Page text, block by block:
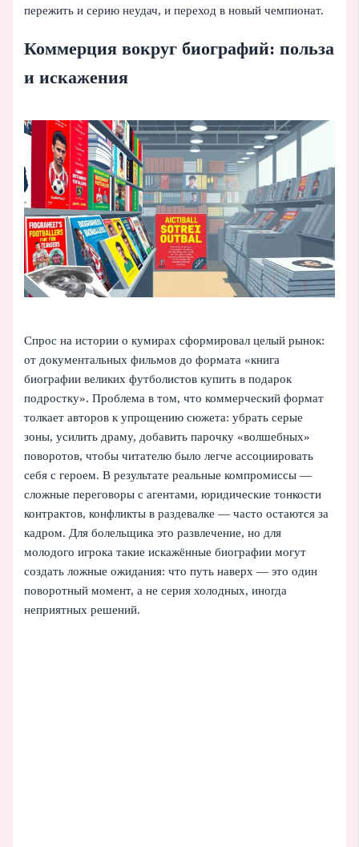
пережить и серию неудач, и переход в новый чемпионат.
Коммерция вокруг биографий: польза
и искажения
Спрос на истории о кумирах сформировал целый рынок:
от документальных фильмов до формата «книга
биографии великих футболистов купить в подарок
подростку». Проблема в том, что коммерческий формат
толкает авторов к упрощению сюжета: убрать серые
зоны, усилить драму, добавить парочку «волшебных»
поворотов, чтобы читателю было легче ассоциировать
себя с героем. В результате реальные компромиссы —
сложные переговоры с агентами, юридические тонкости
контрактов, конфликты в раздевалке — часто остаются за
кадром. Для болельщика это развлечение, но для
молодого игрока такие искажённые биографии могут
создать ложные ожидания: что путь наверх — это один
поворотный момент, а не серия холодных, иногда
неприятных решений.